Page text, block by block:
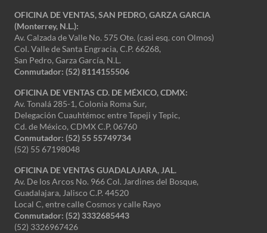
OFICINA DE VENTAS, SAN PEDRO, GARZA GARCIA
(Monterrey, N.L.):
Av. Calzada de Valle No. 575 Ote. (casi esq. con Olmos)
Col. Valle de Santa Engracia, C.P. 66268,
San Pedro, Garza García, N.L.
Conmutador: (52) 8114155506
OFICINA DE VENTAS CD. DE MÉXICO, CDMX:
Av. Tonalá 285-1, Colonia Roma Sur,
Delegación Cuauhtémoc entre Tepeji y Tepic,
Cd. de México, CDMX C.P. 06760
Conmutador: (52) 55 55749734
(52) 55 67198048
OFICINA DE VENTAS GUADALAJARA, JAL.
Av. De los Arcos No. 966 Col. Jardines del Bosque,
Guadalajara, Jalisco C.P. 44520
Local C, entre calle Cosmos y calle Rayo
Conmutador: (52) 3332685443
(52) 3326967426